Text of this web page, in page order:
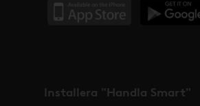
Installera "Handla Smart"